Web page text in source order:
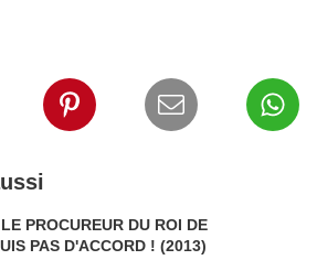
PROCUREUR DU ROI DE
BRUXELLES, JE NE SUIS PAS D'ACCORD ! (2013)